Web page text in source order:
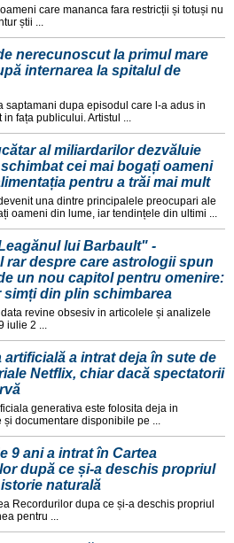
care mananca fara restricții și totuși nu
știi ...
nerecunoscut la primul mare
internarea la spitalul de
saptamani dupa episodul care l-a adus in
fața publicului. Artistul ...
al miliardarilor dezvăluie
cei mai bogați oameni
pentru a trăi mai mult
una dintre principalele preocupari ale
oameni din lume, iar tendințele din ultimi ...
lui Barbault" -
rar despre care astrologii spun
un nou capitol pentru omenire:
simți din plin schimbarea
revine obsesiv in articolele și analizele
iulie 2 ...
artificială a intrat deja în sute de
Netflix, chiar dacă spectatorii
generativa este folosita deja in
documentare disponibile pe ...
9 ani a intrat în Cartea
după ce și-a deschis propriul
naturală
Recordurilor dupa ce și-a deschis propriul
pentru ...